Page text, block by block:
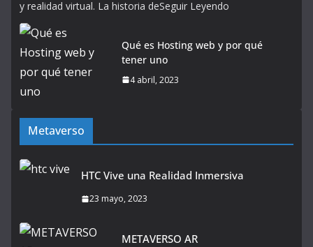
y realidad virtual. La historia deSeguir Leyendo
Qué es Hosting web y por qué
tener uno
4 abril, 2023
Metaverso
HTC Vive una Realidad Inmersiva
23 mayo, 2023
METAVERSO AR